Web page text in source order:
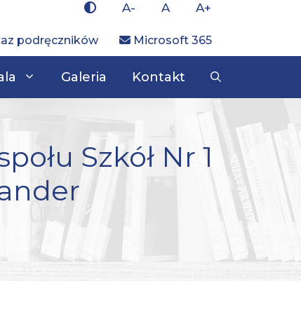
A- A A+
podręczników Microsoft 365
Galeria Kontakt
Szkół Nr 1